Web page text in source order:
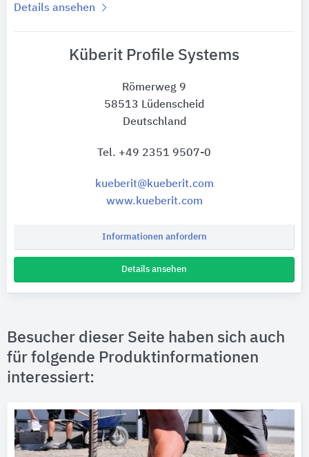
Details ansehen
Küberit Profile Systems
Römerweg 9
58513 Lüdenscheid
Deutschland
Tel. +49 2351 9507-0
kueberit@kueberit.com
www.kueberit.com
Informationen anfordern
Details ansehen
Besucher dieser Seite haben sich auch
für folgende Produktinformationen
interessiert: